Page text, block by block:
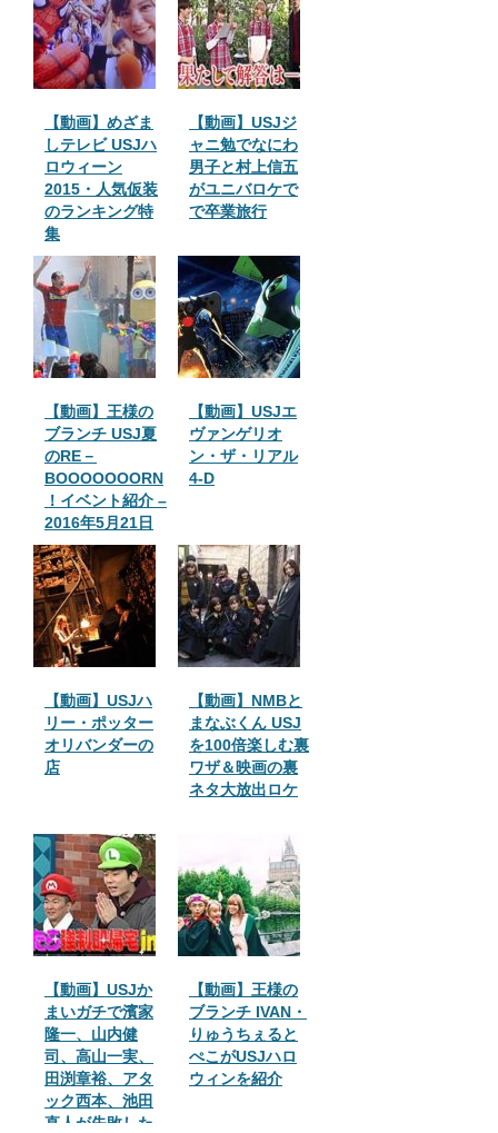
【動画】めざま
しテレビ USJハ
ロウィーン
2015・人気仮装
のランキング特
集
【動画】USJジ
ャニ勉でなにわ
男子と村上信五
がユニバロケで
で卒業旅行
【動画】王様の
ブランチ USJ夏
のRE－
BOOOOOOORN
！イベント紹介 –
2016年5月21日
【動画】USJエ
ヴァンゲリオ
ン・ザ・リアル
4-D
【動画】USJハ
リー・ポッター
オリバンダーの
店
【動画】NMBと
まなぶくん USJ
を100倍楽しむ裏
ワザ＆映画の裏
ネタ大放出ロケ
【動画】USJか
まいガチで濱家
隆一、山内健
司、高山一実、
田渕章裕、アタ
ック西本、池田
直人が失敗した
【動画】王様の
ブランチ IVAN・
りゅうちぇると
ぺこがUSJハロ
ウィンを紹介